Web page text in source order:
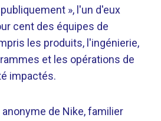
», l'un d'eux
cent des équipes de
les produits, l'ingénierie,
et les opérations de
impactés.
de Nike, familier